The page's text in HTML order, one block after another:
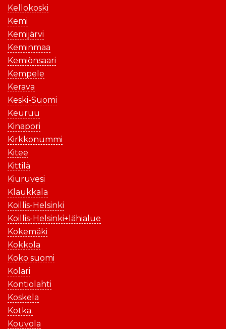
Kellokoski
Kemi
Kemijärvi
Keminmaa
Kemiönsaari
Kempele
Kerava
Keski-Suomi
Keuruu
Kinapori
Kirkkonummi
Kitee
Kittilä
Kiuruvesi
Klaukkala
Koillis-Helsinki
Koillis-Helsinki+lähialue
Kokemäki
Kokkola
Koko suomi
Kolari
Kontiolahti
Koskela
Kotka.
Kouvola